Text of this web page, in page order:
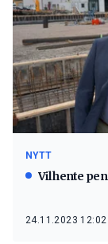
NYTT
Vil hente
24.11.2023 12:02